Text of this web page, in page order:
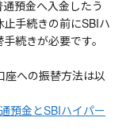
預金へ入金したう
手続きの前にSBIハ
続きが必要です。
座への振替方法は以
預金とSBIハイパー